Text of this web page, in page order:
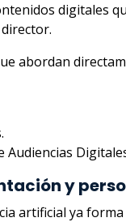
digitales
abordan
Audiencias
y
artificial ya